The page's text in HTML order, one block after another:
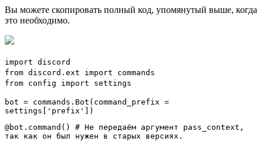
Вы можете скопировать полный код, упомянутый выше, когда
это необходимо.
import discord
from discord.ext import commands
from config import settings
bot = commands.Bot(command_prefix =
settings['prefix'])
@bot.command() # Не передаём аргумент pass_context,
так как он был нужен в старых версиях.